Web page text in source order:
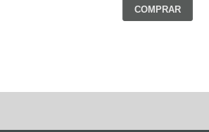
COMPRAR